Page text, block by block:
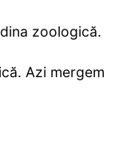
zoologică.
Azi mergem